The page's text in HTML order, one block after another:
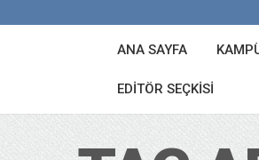
ANA SAYFA
EDITÖR SEÇKISI